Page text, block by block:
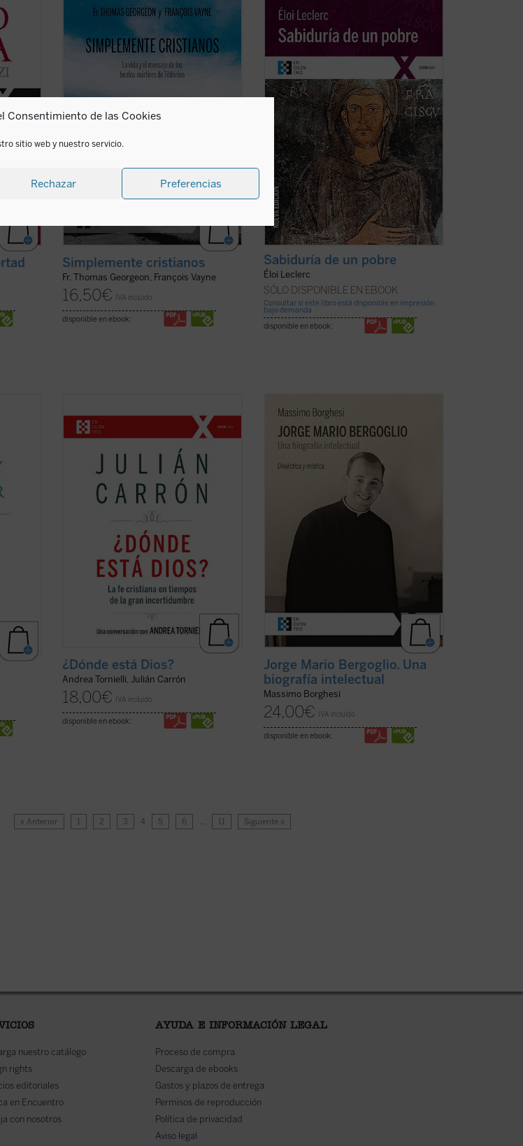
Consentimiento de las Cookies
sitio web y nuestro servicio.
Rechazar Preferencias
vital,
y la
Simplemente cristianos, el P. Thomas
beatificación, presenta de forma sencilla
pero profunda el semblante espiritual de
los siete mártires de Tibhirine, monjes
trapenses cuyas vidas nos ofrecen un ...
Simplemente cristianos
Fr. Thomas Georgeon, François Vayne
16,50€ IVA incluido
disponible en ebook:
En este gran clásico de la literatura
Leclerc lleva a cabo una entrañable
relectura de la «sabiduría» del Pobrecillo
de Asís, llena de fuerte sensibilidad
poética y con una perspectiva
totalmente ... (ver ficha)
Sabiduría de un pobre
Éloi Leclerc
SÓLO DISPONIBLE EN EBOOK
Consultar si este libro está disponible en impresión
bajo demanda
disponible en ebook:
a
del
su
En intenso y lúcido diálogo con el
conocido vaticanista Andrea Tornielli,
Julián Carrón --responsable de Comunión
y Liberación desde 2005 hasta 2021--
responde a estas y otras muchas
cuestiones sobre el núcleo esencial de la
fe cristiana, ...
(ver ficha)
¿Dónde está Dios?
Andrea Tornielli, Julián Carrón
18,00€ IVA incluido
disponible en ebook:
Se presenta por primera vez al lector
una exposición y un análisis detallado de
la formación intelectual de Jorge Mario
Bergoglio, lo que permite comprender la
mirada amplia y de carácter poliédrico
que marca el actual pontificado del papa
Jorge Mario Bergoglio. Una
biografía intelectual
Massimo Borghesi
24,00€ IVA incluido
disponible en ebook:
« Anterior 1 2 3 4 5 6 … 11 Siguiente »
nuestro catálogo
rights
editoriales
en Encuentro
con nosotros
AYUDA E INFORMACIÓN LEGAL
Proceso de compra
Descarga de ebooks
Gastos y plazos de entrega
Permisos de reproducción
Política de privacidad
Aviso legal